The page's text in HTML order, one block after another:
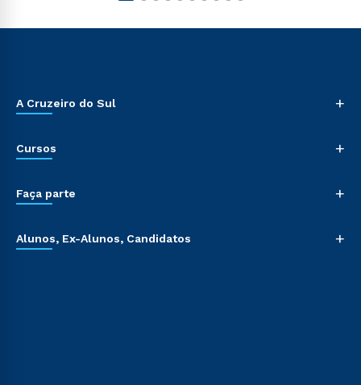
A Cruzeiro do Sul +
Cursos +
Faça parte +
Alunos, Ex-Alunos, Candidatos +